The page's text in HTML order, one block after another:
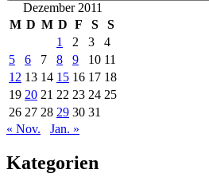
Dezember 2011
M D M D F S
S
1
2 3
4
5
6 7 8 9 10 11
12 13 14 15 16 17 18
19 20 21 22 23 24 25
26 27 28 29 30 31
« Nov.
Jan. »
Kategorien